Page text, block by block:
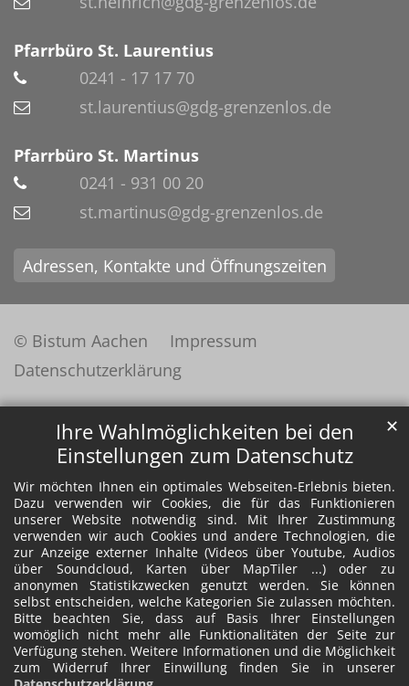
Ihre Wahlmöglichkeiten bei den
Einstellungen zum Datenschutz
Wir möchten Ihnen ein optimales Webseiten-Erlebnis bieten.
Dazu verwenden wir Cookies, die für das Funktionieren
unserer Website notwendig sind. Mit Ihrer Zustimmung
verwenden wir auch Cookies und andere Technologien, die
zur Anzeige externer Inhalte (Videos über Youtube, Audios
über Soundcloud, Karten über MapTiler ...) oder zu
anonymen Statistikzwecken genutzt werden. Sie können
selbst entscheiden, welche Kategorien Sie zulassen möchten.
Bitte beachten Sie, dass auf Basis Ihrer Einstellungen
womöglich nicht mehr alle Funktionalitäten der Seite zur
Verfügung stehen. Weitere Informationen und die Möglichkeit
zum Widerruf Ihrer Einwillung finden Sie in unserer
✕
Pfarrbüro St. Laurentius
0241 - 17 17 70
st.laurentius@gdg-grenzenlos.de
Pfarrbüro St. Martinus
0241 - 931 00 20
st.martinus@gdg-grenzenlos.de
Adressen, Kontakte und Öffnungszeiten
© Bistum Aachen
Impressum
Datenschutzerklärung